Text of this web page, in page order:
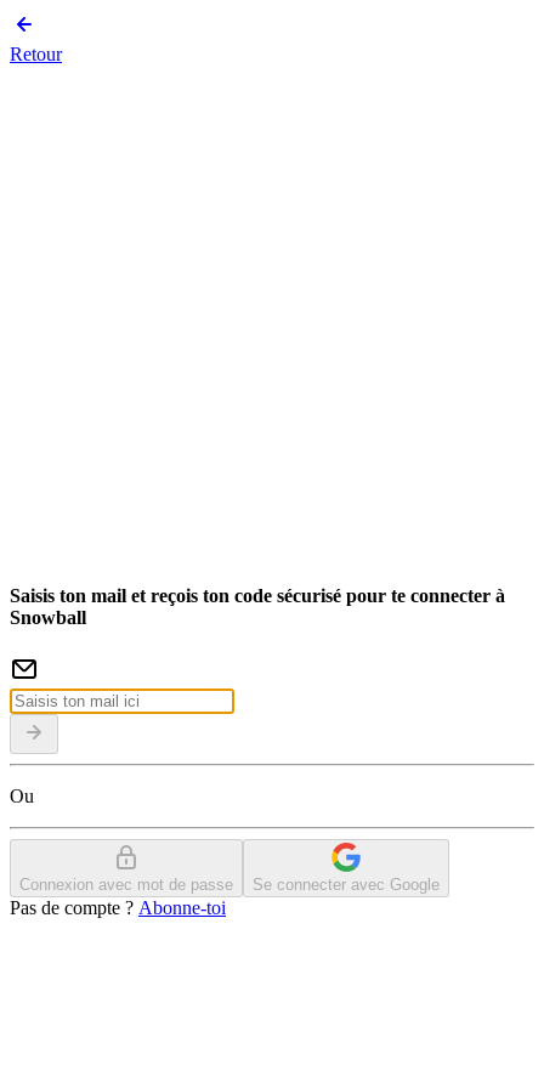
Retour
Saisis ton mail et reçois ton code sécurisé pour te connecter à
Snowball
Ou
Connexion avec mot de passe Se connecter avec Google
Pas de compte ? Abonne-toi